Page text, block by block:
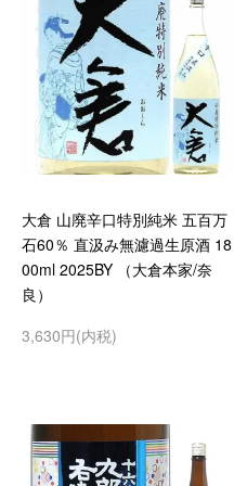
大倉 山廃辛口特別純米 五百万
石60％ 直汲み無濾過生原酒 18
00ml 2025BY （大倉本家/奈
良）
3,630円(内税)